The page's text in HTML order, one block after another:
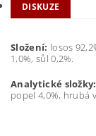
DISKUZE
Složení: losos
1,0%, sůl 0,2%.
Analytické složky:
popel 4,0%, hrubá